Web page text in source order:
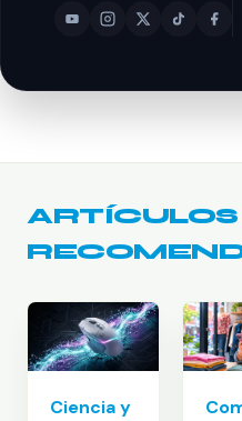
ARTÍCULOS
Ciencia y